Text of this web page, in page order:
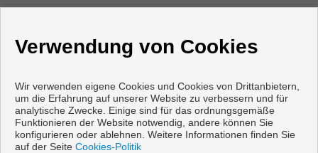
Verwendung von Cookies
Wir verwenden eigene Cookies und Cookies von Drittanbietern,
um die Erfahrung auf unserer Website zu verbessern und für
analytische Zwecke. Einige sind für das ordnungsgemäße
Funktionieren der Website notwendig, andere können Sie
konfigurieren oder ablehnen. Weitere Informationen finden Sie
auf der Seite Cookies-Politik